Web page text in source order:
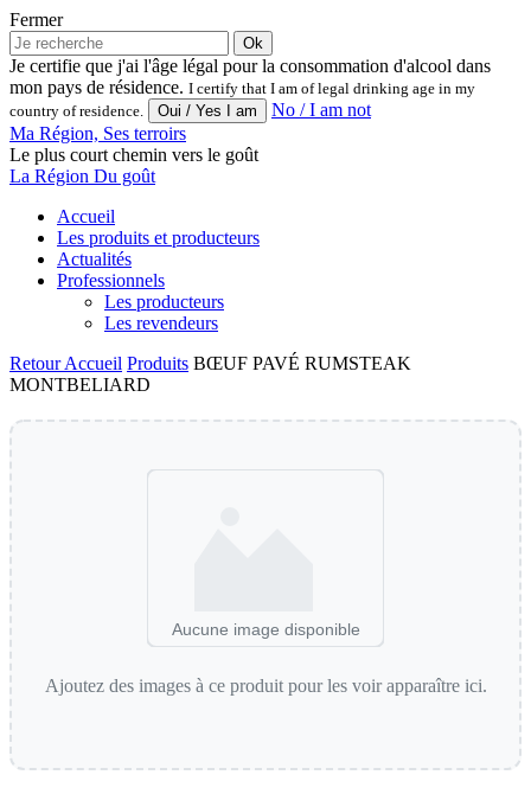
Fermer
Ok
Je certifie que j'ai l'âge légal pour la consommation d'alcool dans
mon pays de résidence. I certify that I am of legal drinking age in my
country of residence.
No / I am not
Ma Région, Ses terroirs
Le plus court chemin vers le goût
La Région Du goût
Accueil
Les produits et producteurs
Actualités
Professionnels
Les producteurs
Les revendeurs
RetourAccueil Produits BŒUF PAVÉ RUMSTEAK
MONTBELIARD
Aucune image disponible
Ajoutez des images à ce produit pour les voir apparaître ici.